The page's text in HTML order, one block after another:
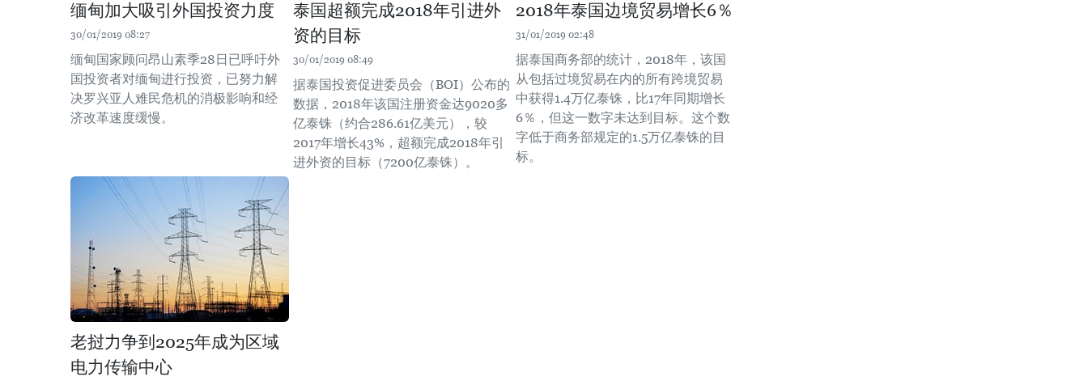
缅甸加大吸引外国投资力度
30/01/2019 08:27
缅甸国家顾问昂山素季28日已呼吁外
国投资者对缅甸进行投资，已努力解
决罗兴亚人难民危机的消极影响和经
济改革速度缓慢。
泰国超额完成2018年引进外
资的目标
30/01/2019 08:49
据泰国投资促进委员会（BOI）公布的
数据，2018年该国注册资金达9020多
亿泰铢（约合286.61亿美元），较
2017年增长43%，超额完成2018年引
进外资的目标（7200亿泰铢）。
2018年泰国边境贸易增长6％
31/01/2019 02:48
据泰国商务部的统计，2018年，该国
从包括过境贸易在内的所有跨境贸易
中获得1.4万亿泰铢，比17年同期增长
6％，但这一数字未达到目标。这个数
字低于商务部规定的1.5万亿泰铢的目
标。
老挝力争到2025年成为区域
电力传输中心